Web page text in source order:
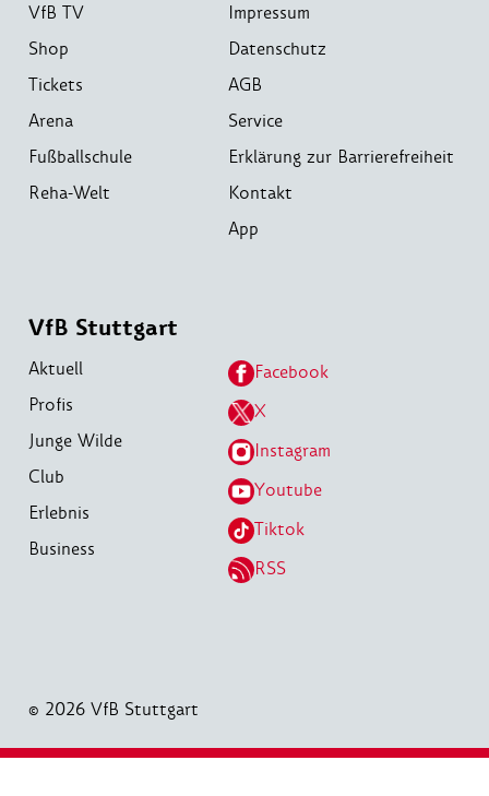
VfB TV
Shop
Tickets
Arena
Fußballschule
Reha-Welt
Impressum
Datenschutz
AGB
Service
Erklärung zur Barrierefreiheit
Kontakt
App
VfB Stuttgart
Aktuell
Profis
Junge Wilde
Club
Erlebnis
Business
Facebook
X
Instagram
Youtube
Tiktok
RSS
© 2026 VfB Stuttgart